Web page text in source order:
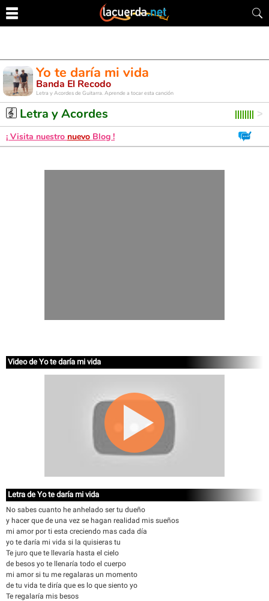
Yo te daría mi vida
Banda El Recodo
Letra y Acordes de Guitarra. Aprende a tocar esta canción
Letra y Acordes
¡ Visita nuestro nuevo Blog !
Video de Yo te daría mi vida
Letra de Yo te daría mi vida
No sabes cuanto he anhelado ser tu dueño
y hacer que de una vez se hagan realidad mis sueños
mi amor por ti esta creciendo mas cada día
yo te daría mi vida si la quisieras tu
Te juro que te llevaría hasta el cielo
de besos yo te llenaría todo el cuerpo
mi amor si tu me regalaras un momento
de tu vida te diría que es lo que siento yo
Te regalaría mis besos